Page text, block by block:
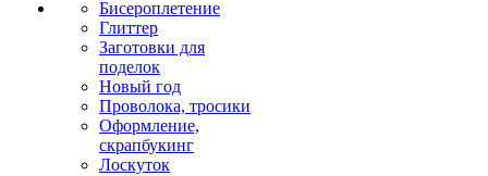
Бисероплетение
Глиттер
Заготовки для
поделок
Новый год
Проволока, тросики
Оформление,
скрапбукинг
Лоскуток